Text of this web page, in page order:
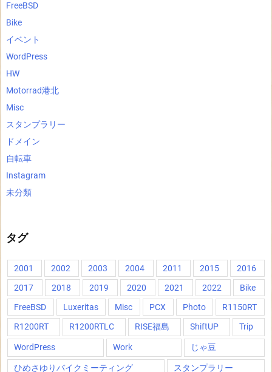
FreeBSD
Bike
イベント
WordPress
HW
Motorrad港北
Misc
スタンプラリー
ドメイン
自転車
Instagram
未分類
タグ
2001 2002 2003 2004 2011 2015
2016
2017
2018 2019 2020 2021 2022
Bike
FreeBSD
Luxeritas Misc PCX Photo
R1150RT
R1200RT
R1200RTLC RISE福島 ShiftUP Trip
WordPress Work じゃ豆
ひめさゆりバイクミーティング スタンプラリー